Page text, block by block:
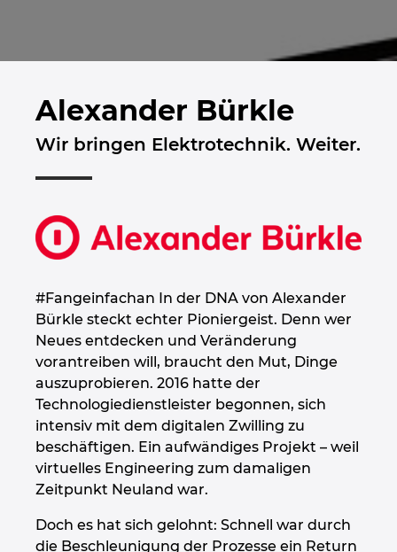
Alexander Bürkle
Wir bringen Elektrotechnik. Weiter.
#Fangeinfachan In der DNA von Alexander
Bürkle steckt echter Pioniergeist. Denn wer
Neues entdecken und Veränderung
vorantreiben will, braucht den Mut, Dinge
auszuprobieren. 2016 hatte der
Technologiedienstleister begonnen, sich
intensiv mit dem digitalen Zwilling zu
beschäftigen. Ein aufwändiges Projekt – weil
virtuelles Engineering zum damaligen
Zeitpunkt Neuland war.
Doch es hat sich gelohnt: Schnell war durch
die Beschleunigung der Prozesse ein Return
Brunei
Bulgarien
Chile
China Taiwan
Dänemark
Deutschland
Finnland
Frankreich
Griechenland
Großbritannien